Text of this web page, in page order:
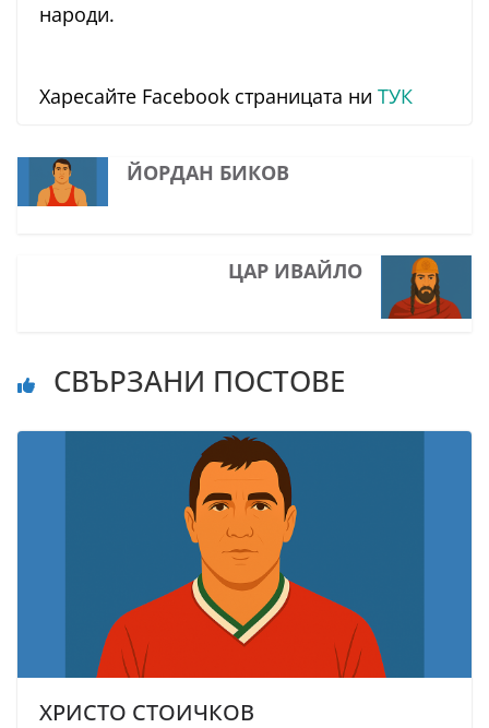
народи.
Харесайте Facebook страницата ни ТУК
ЙОРДАН БИКОВ
ЦАР ИВАЙЛО
СВЪРЗАНИ ПОСТОВЕ
ХРИСТО СТОИЧКОВ